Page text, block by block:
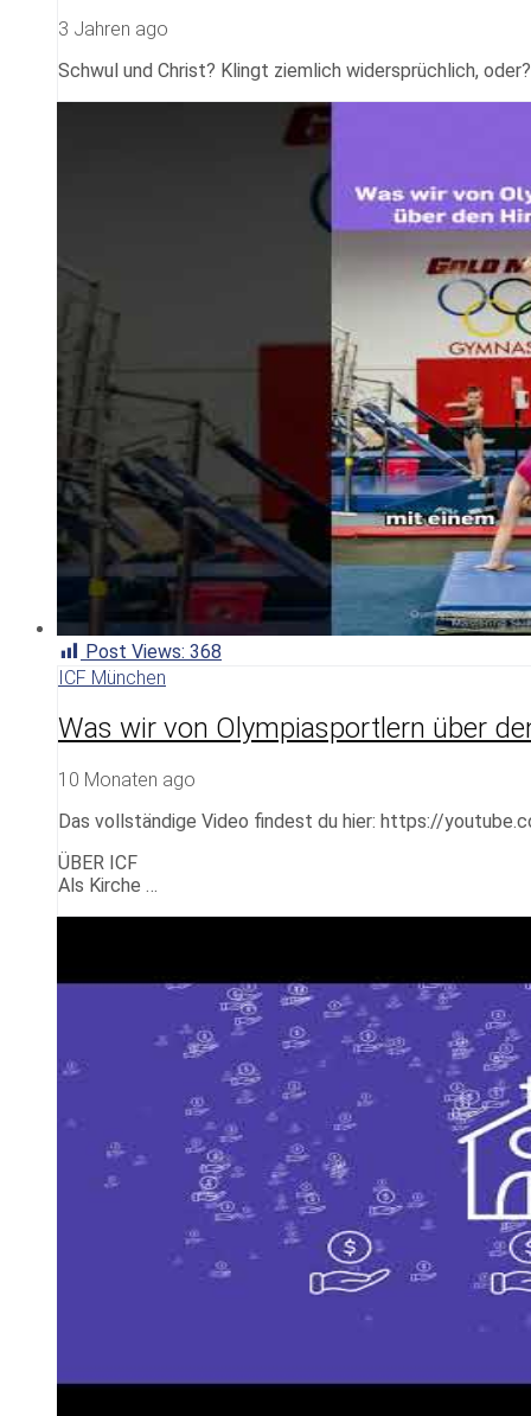
3 Jahren ago
Schwul und Christ? Klingt ziemlich widersprüchlich,
Post Views: 368
ICF München
Was wir von Olympiasportlern über
10 Monaten ago
Das vollständige Video findest du hier: https://
ÜBER ICF
Als Kirche …